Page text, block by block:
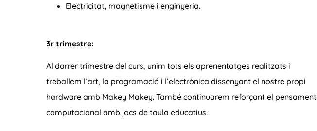
Electricitat, magnetisme i enginyeria.
3r trimestre:
Al darrer trimestre del curs, unim tots els aprenentatges realitzats i
treballem l’art, la programació i l’electrònica dissenyant el nostre propi
hardware amb Makey Makey. També continuarem reforçant el pensament
computacional amb jocs de taula educatius.